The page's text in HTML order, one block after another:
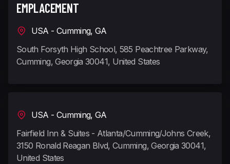
EMPLACEMENT
USA - Cumming, GA
South Forsyth High School, 585 Peachtree Parkway,
Cumming, Georgia 30041, United States
USA - Cumming, GA
Fairfield Inn & Suites - Atlanta/Cumming/Johns Creek,
3150 Ronald Reagan Blvd, Cumming, Georgia 30041,
United States